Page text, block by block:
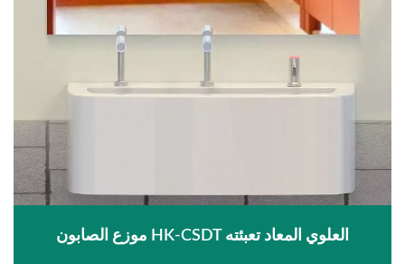
موزع الصابون HK-CSDT العلوي المعاد تعبئته